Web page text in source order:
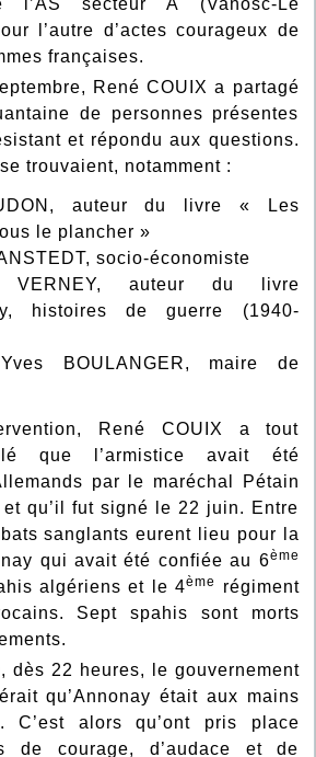
secteur A (Vanosc-Le
l’autre d’actes courageux de
françaises.
René COUIX a partagé
de personnes présentes
et répondu aux questions.
trouvaient, notamment :
auteur du livre « Les
le plancher »
socio-économiste
VERNEY, auteur du livre
histoires de guerre (1940-
BOULANGER, maire de
René COUIX a tout
que l’armistice avait été
par le maréchal Pétain
qu’il fut signé le 22 juin. Entre
sanglants eurent lieu pour la
qui avait été confiée au 6ème
algériens et le 4ème
régiment
Sept spahis sont morts
dès 22 heures, le gouvernement
qu’Annonay était aux mains
C’est alors qu’ont pris place
de courage, d’audace et de